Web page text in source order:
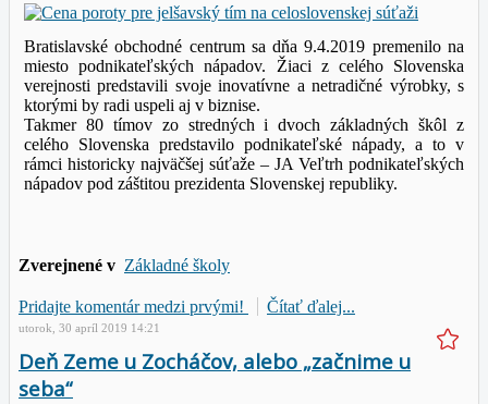
Bratislavské obchodné centrum sa dňa 9.4.2019 premenilo na
miesto podnikateľských nápadov. Žiaci z celého Slovenska
verejnosti predstavili svoje inovatívne a netradičné výrobky, s
ktorými by radi uspeli aj v biznise.
Takmer 80 tímov zo stredných i dvoch základných škôl z
celého Slovenska predstavilo podnikateľské nápady, a to v
rámci historicky najväčšej súťaže – JA Veľtrh podnikateľských
nápadov pod záštitou prezidenta Slovenskej republiky.
Zverejnené v Základné školy
Pridajte komentár medzi prvými! Čítať ďalej...
utorok, 30 apríl 2019 14:21
Deň Zeme u Zocháčov, alebo „začnime u
seba“